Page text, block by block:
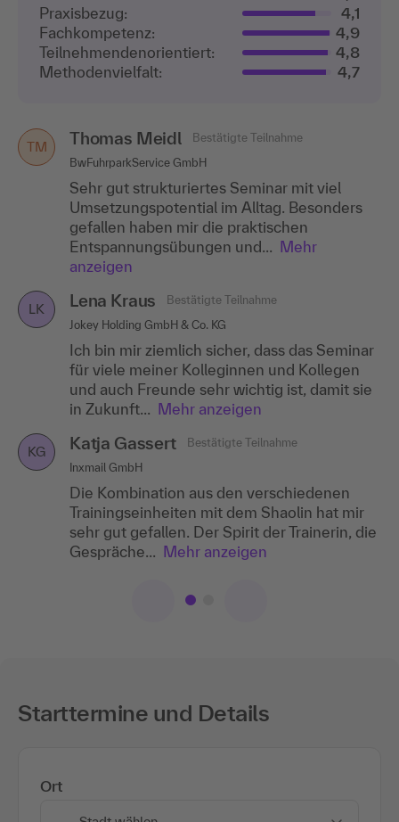
Praxisbezug:
4,1
Fachkompetenz:
4,9
Teilnehmenden­orientiert:
4,8
Methodenvielfalt:
4,7
TM Thomas Meidl
Bestätigte Teilnahme
BwFuhrparkService GmbH
Sehr gut strukturiertes Seminar mit viel
Umsetzungspotential im Alltag. Besonders
gefallen haben mir die praktischen
Entspannungsübungen und... Mehr
anzeigen
LK Lena Kraus
Bestätigte Teilnahme
Jokey Holding GmbH & Co. KG
Ich bin mir ziemlich sicher, dass das Seminar
für viele meiner Kolleginnen und Kollegen
und auch Freunde sehr wichtig ist, damit sie
in Zukunft... Mehr anzeigen
KG Katja Gassert
Bestätigte Teilnahme
Inxmail GmbH
Die Kombination aus den verschiedenen
Trainingseinheiten mit dem Shaolin hat mir
sehr gut gefallen. Der Spirit der Trainerin, die
Gespräche... Mehr anzeigen
RS Rainer Schredl
Bestätigte Teilnahme
Gunvor Raffinerie Ingolstadt GmbH
Ausgewogenes und spannendes Seminar.
Körperlich aktiv und geistig gefordert. War
der ideale Mix. Hatte alles genau die richtige
Mischung. Abwechslungsreich... Mehr
anzeigen
Starttermine und Details
Ort